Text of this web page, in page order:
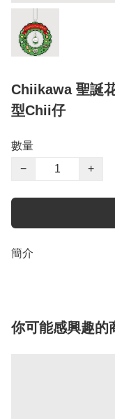
Chiikawa 聖誕
型Chii仔
數量
−
+
簡介
你可能感興趣的